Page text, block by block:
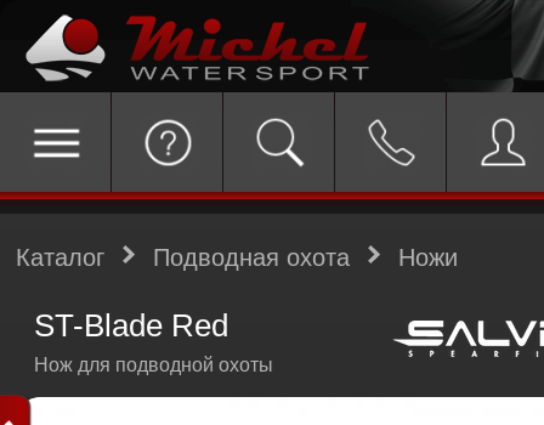
Каталог Подводная охота Ножи
ST-Blade Red
Нож для подводной охоты